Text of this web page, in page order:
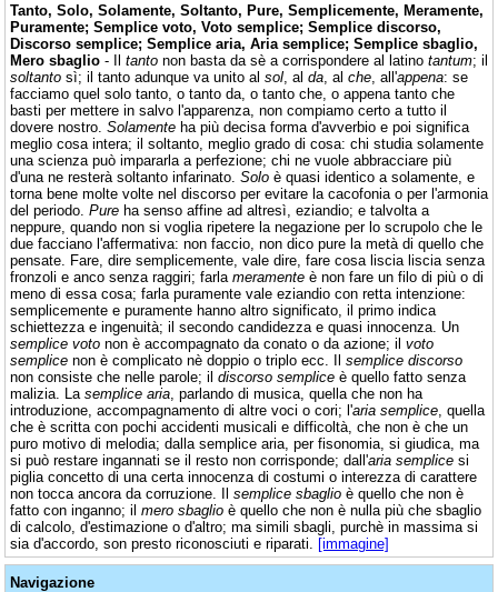
Tanto, Solo, Solamente, Soltanto, Pure, Semplicemente, Meramente,
Puramente; Semplice voto, Voto semplice; Semplice discorso,
Discorso semplice; Semplice aria, Aria semplice; Semplice sbaglio,
Mero sbaglio - Il tanto non basta da sè a corrispondere al latino tantum; il
soltanto sì; il tanto adunque va unito al sol , al da , al che , all'appena: se
facciamo quel solo tanto, o tanto da, o tanto che, o appena tanto che
basti per mettere in salvo l'apparenza, non compiamo certo a tutto il
dovere nostro. Solamente ha più decisa forma d'avverbio e poi significa
meglio cosa intera; il soltanto, meglio grado di cosa: chi studia solamente
una scienza può impararla a perfezione; chi ne vuole abbracciare più
d'una ne resterà soltanto infarinato. Solo è quasi identico a solamente, e
torna bene molte volte nel discorso per evitare la cacofonia o per l'armonia
del periodo. Pure ha senso affine ad altresì, eziandio; e talvolta a
neppure, quando non si voglia ripetere la negazione per lo scrupolo che le
due facciano l'affermativa: non faccio, non dico pure la metà di quello che
pensate. Fare, dire semplicemente, vale dire, fare cosa liscia liscia senza
fronzoli e anco senza raggiri; farla meramente è non fare un filo di più o di
meno di essa cosa; farla puramente vale eziandio con retta intenzione:
semplicemente e puramente hanno altro significato, il primo indica
schiettezza e ingenuità; il secondo candidezza e quasi innocenza. Un
semplice voto non è accompagnato da conato o da azione; il voto
semplice non è complicato nè doppio o triplo ecc. Il semplice discorso
non consiste che nelle parole; il discorso semplice è quello fatto senza
malizia. La semplice aria , parlando di musica, quella che non ha
introduzione, accompagnamento di altre voci o cori; l'aria semplice , quella
che è scritta con pochi accidenti musicali e difficoltà, che non è che un
puro motivo di melodia; dalla semplice aria, per fisonomia, si giudica, ma
si può restare ingannati se il resto non corrisponde; dall'aria semplice si
piglia concetto di una certa innocenza di costumi o interezza di carattere
non tocca ancora da corruzione. Il semplice sbaglio è quello che non è
fatto con inganno; il mero sbaglio è quello che non è nulla più che sbaglio
di calcolo, d'estimazione o d'altro; ma simili sbagli, purchè in massima si
sia d'accordo, son presto riconosciuti e riparati. [immagine]
Navigazione